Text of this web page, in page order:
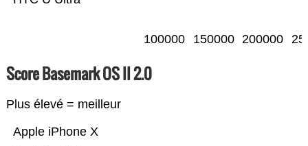
100000 150000 200000
Score Basemark OS II 2.0
Plus élevé = meilleur
Apple iPhone X